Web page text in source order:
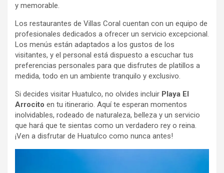
y memorable.
Los restaurantes de Villas Coral cuentan con un equipo de
profesionales dedicados a ofrecer un servicio excepcional.
Los menús están adaptados a los gustos de los
visitantes, y el personal está dispuesto a escuchar tus
preferencias personales para que disfrutes de platillos a
medida, todo en un ambiente tranquilo y exclusivo.
Si decides visitar Huatulco, no olvides incluir Playa El
Arrocito en tu itinerario. Aquí te esperan momentos
inolvidables, rodeado de naturaleza, belleza y un servicio
que hará que te sientas como un verdadero rey o reina.
¡Ven a disfrutar de Huatulco como nunca antes!